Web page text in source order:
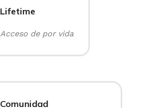
Lifetime
Acceso de por vida
Comunidad